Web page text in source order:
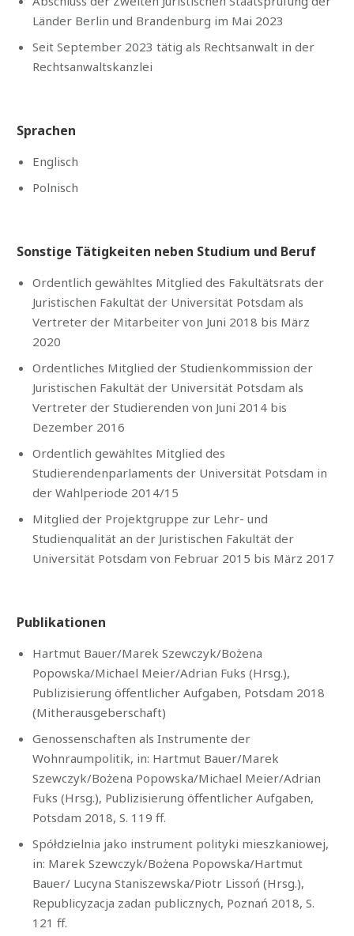
Länder Berlin und Brandenburg im Mai 2023
Seit September 2023 tätig als Rechtsanwalt in der
Rechtsanwaltskanzlei
Sprachen
Englisch
Polnisch
Sonstige Tätigkeiten neben Studium und Beruf
Ordentlich gewähltes Mitglied des Fakultätsrats der
Juristischen Fakultät der Universität Potsdam als
Vertreter der Mitarbeiter von Juni 2018 bis März
2020
Ordentliches Mitglied der Studienkommission der
Juristischen Fakultät der Universität Potsdam als
Vertreter der Studierenden von Juni 2014 bis
Dezember 2016
Ordentlich gewähltes Mitglied des
Studierendenparlaments der Universität Potsdam in
der Wahlperiode 2014/15
Mitglied der Projektgruppe zur Lehr- und
Studienqualität an der Juristischen Fakultät der
Universität Potsdam von Februar 2015 bis März 2017
Publikationen
Hartmut Bauer/Marek Szewczyk/Bożena
Popowska/Michael Meier/Adrian Fuks (Hrsg.),
Publizisierung öffentlicher Aufgaben, Potsdam 2018
(Mitherausgeberschaft)
Genossenschaften als Instrumente der
Wohnraumpolitik, in: Hartmut Bauer/Marek
Szewczyk/Bożena Popowska/Michael Meier/Adrian
Fuks (Hrsg.), Publizisierung öffentlicher Aufgaben,
Potsdam 2018, S. 119 ff.
Spółdzielnia jako instrument polityki mieszkaniowej,
in: Marek Szewczyk/Bożena Popowska/Hartmut
Bauer/ Lucyna Staniszewska/Piotr Lissoń (Hrsg.),
Republicyzacja zadan publicznych, Poznań 2018, S.
121 ff.